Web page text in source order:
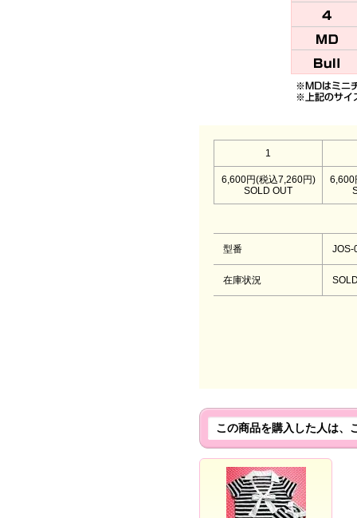
1
6,600円(税込7,260円)
SOLD OUT
6,600
型番 JOS-
在庫状況
この商品を購入した人は、